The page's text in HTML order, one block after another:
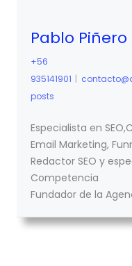
Pablo
+56
935141901 |
posts
Especialista en
Email Marketing,
Redactor SEO y
Competencia
Fundador de la